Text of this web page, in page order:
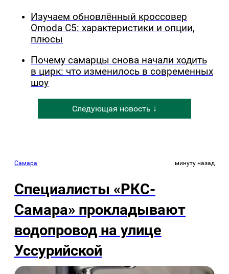
Изучаем обновлённый кроссовер
Omoda C5: характеристики и опции,
плюсы
Почему самарцы снова начали ходить
в цирк: что изменилось в современных
шоу
Следующая новость ↓
Самара минуту назад
Специалисты «РКС-
Самара» прокладывают
водопровод на улице
Уссурийской